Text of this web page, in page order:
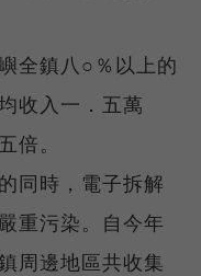
全鎮八○％以上的
收入一．五萬
倍。
同時，電子拆解
重污染。自今年
周邊地區共收集